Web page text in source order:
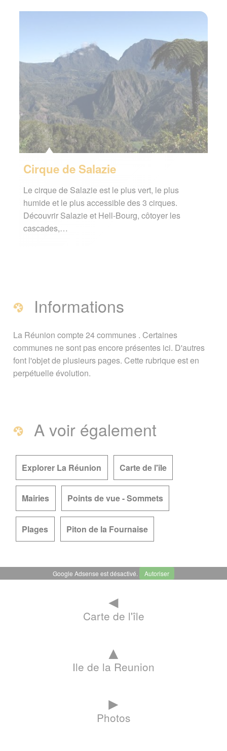
Cirque de Salazie
Le cirque de Salazie est le plus vert, le plus
humide et le plus accessible des 3 cirques.
Découvrir Salazie et Hell-Bourg, côtoyer les
cascades,…
Informations
La Réunion compte 24 communes . Certaines
communes ne sont pas encore présentes ici. D'autres
font l'objet de plusieurs pages. Cette rubrique est en
perpétuelle évolution.
A voir également
Explorer La Réunion Carte de l'île
Mairies Points de vue - Sommets
Plages Piton de la Fournaise
Google Adsense est désactivé. Autoriser
◄
Carte de l'île
▲
Ile de la Reunion
►
Photos